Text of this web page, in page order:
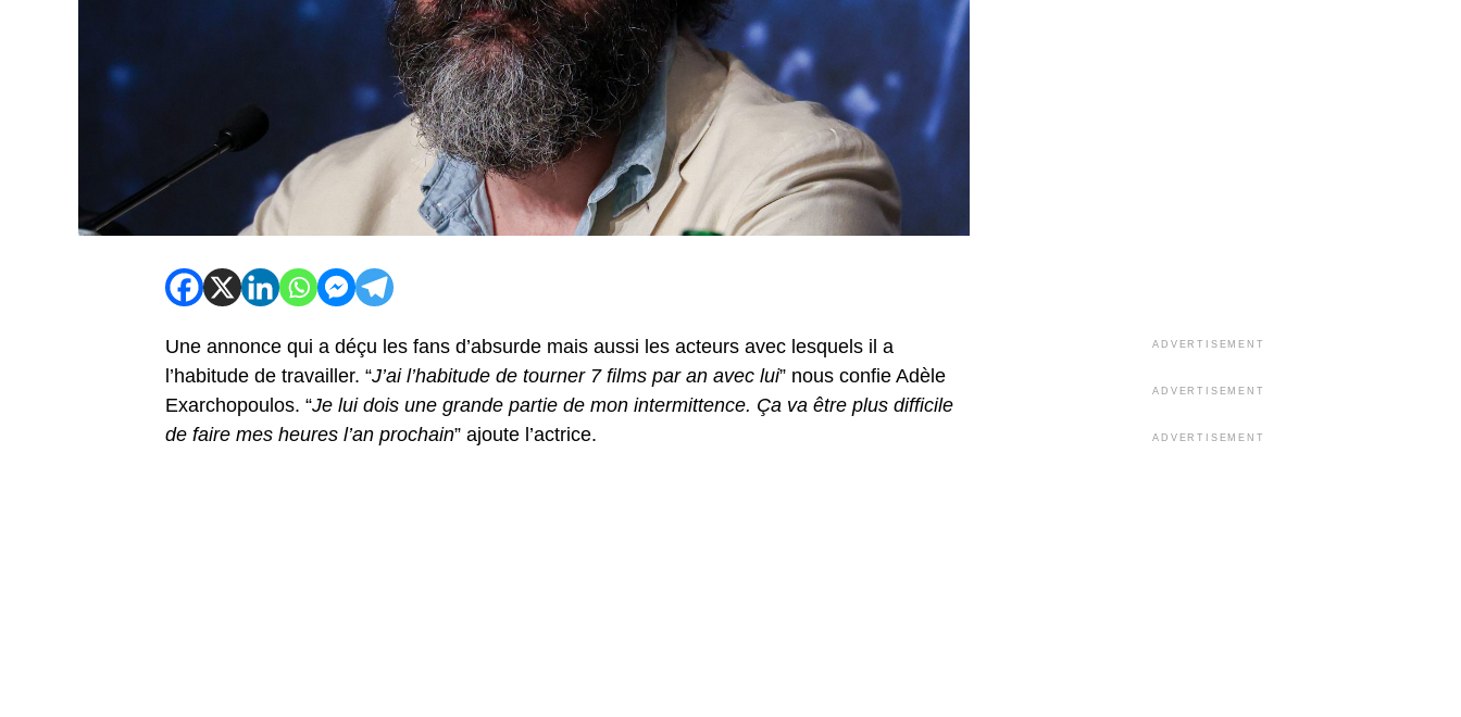
Une annonce qui a déçu les fans d’absurde mais aussi les acteurs avec lesquels il a
l’habitude de travailler. “J’ai l’habitude de tourner 7 films par an avec lui” nous confie Adèle
Exarchopoulos. “Je lui dois une grande partie de mon intermittence. Ça va être plus difficile
de faire mes heures l’an prochain” ajoute l’actrice.
ADVERTISEMENT
ADVERTISEMENT
ADVERTISEMENT